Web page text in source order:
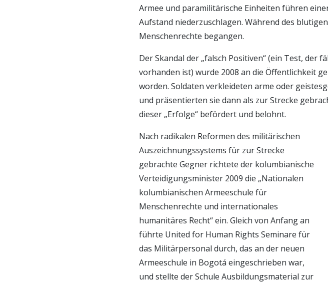
Armee und paramilitärische Einheiten führen
Aufstand niederzuschlagen. Während des
Menschenrechte begangen.
Der Skandal der „falsch Positiven“ (ein Test, der
vorhanden ist) wurde 2008 an die Öffentlichkeit
worden. Soldaten verkleideten arme oder
und präsentierten sie dann als zur Strecke
dieser „Erfolge“ befördert und belohnt.
Nach radikalen Reformen des militärischen
Auszeichnungssystems für zur Strecke
gebrachte Gegner richtete der kolumbianische
Verteidigungs­minister 2009 die „Nationalen
kolumbianischen Armeeschule für
Menschenrechte und internationales
humanitäres Recht“ ein. Gleich von Anfang an
führte United for Human Rights Seminare für
das Militärpersonal durch, das an der neuen
Armeeschule in Bogotá eingeschrieben war,
und stellte der Schule Ausbildungsmaterial zur